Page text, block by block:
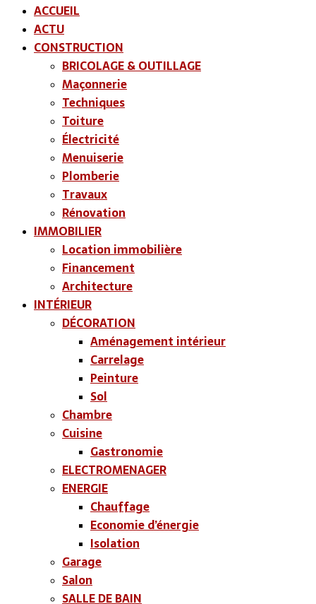
ACCUEIL
ACTU
CONSTRUCTION
BRICOLAGE & OUTILLAGE
Maçonnerie
Techniques
Toiture
Électricité
Menuiserie
Plomberie
Travaux
Rénovation
IMMOBILIER
Location immobilière
Financement
Architecture
INTÉRIEUR
DÉCORATION
Aménagement intérieur
Carrelage
Peinture
Sol
Chambre
Cuisine
Gastronomie
ELECTROMENAGER
ENERGIE
Chauffage
Economie d’énergie
Isolation
Garage
Salon
SALLE DE BAIN